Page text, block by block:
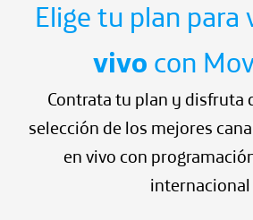
Elige tu plan para
vivo con
Contrata tu plan y disfruta
selección de los mejores
en vivo con
internacional